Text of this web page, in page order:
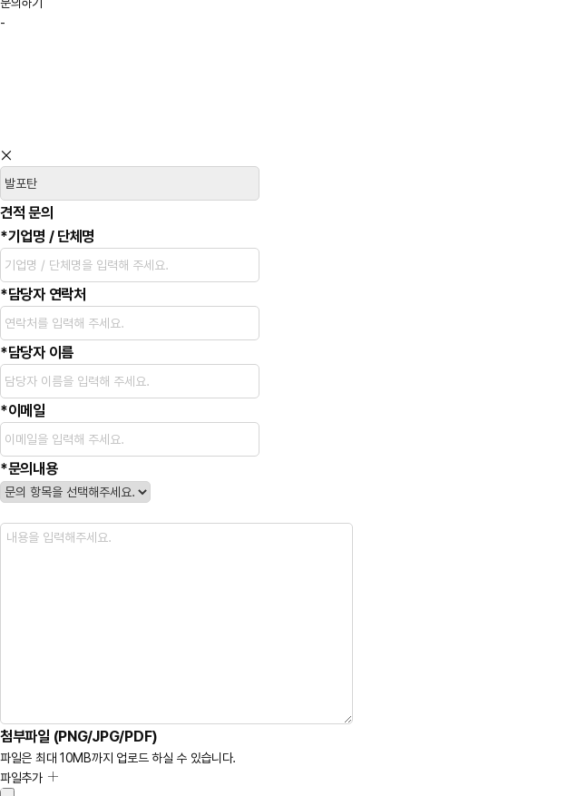
문의하기
-
견적 문의
*기업명 / 단체명
*담당자 연락처
*담당자 이름
*이메일
*문의내용
첨부파일 (PNG/JPG/PDF)
파일은 최대 10MB까지 업로드 하실 수 있습니다.
파일추가